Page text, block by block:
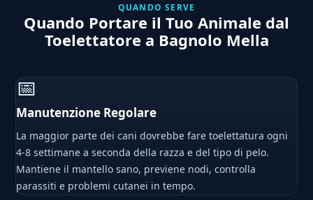
QUANDO SERVE
Quando Portare il Tuo Animale dal
Toelettatore a Bagnolo Mella
📅
Manutenzione Regolare
La maggior parte dei cani dovrebbe fare toelettatura ogni
4-8 settimane a seconda della razza e del tipo di pelo.
Mantiene il mantello sano, previene nodi, controlla
parassiti e problemi cutanei in tempo.